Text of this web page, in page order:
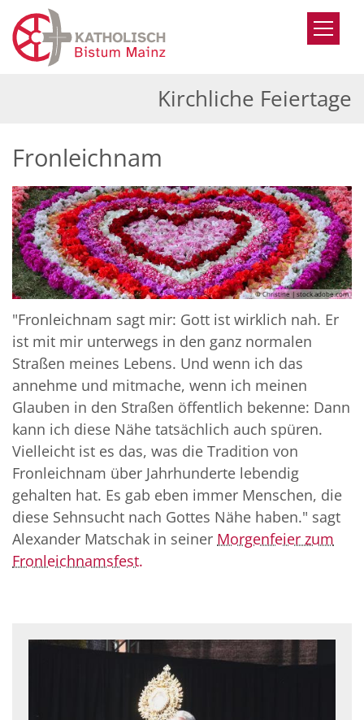
Zum Inhalt springen
Kirchliche Feiertage
Fronleichnam
© Christine | stock.adobe.com
"Fronleichnam sagt mir: Gott ist wirklich nah. Er
ist mit mir unterwegs in den ganz normalen
Straßen meines Lebens. Und wenn ich das
annehme und mitmache, wenn ich meinen
Glauben in den Straßen öffentlich bekenne: Dann
kann ich diese Nähe tatsächlich auch spüren.
Vielleicht ist es das, was die Tradition von
Fronleichnam über Jahrhunderte lebendig
gehalten hat. Es gab eben immer Menschen, die
diese Sehnsucht nach Gottes Nähe haben." sagt
Alexander Matschak in seiner Morgenfeier zum
Fronleichnamsfest.